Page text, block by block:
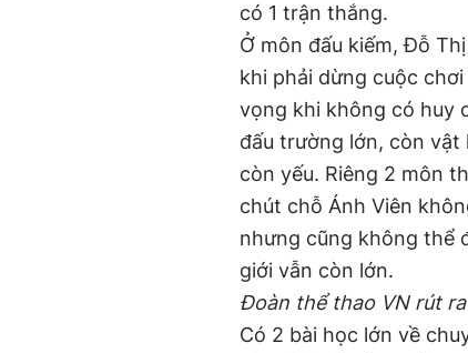
có 1 trận thắng.
Ở môn đấu kiếm, Đỗ
khi phải dừng cuộc
vọng khi không có huy
đấu trường lớn, còn vật
còn yếu. Riêng 2 môn
chút chỗ Ánh Viên
nhưng cũng không thể
giới vẫn còn lớn.
Đoàn thể thao VN rút
Có 2 bài học lớn về